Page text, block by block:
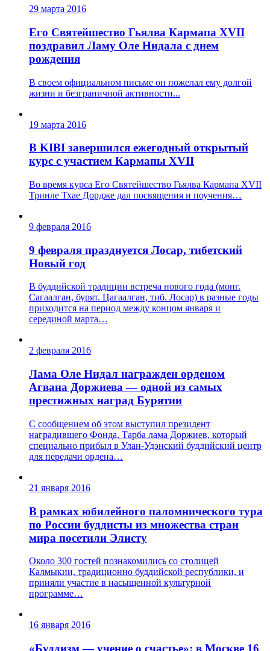
29 марта 2016
Его Святейшество Гьялва Кармапа XVII
поздравил Ламу Оле Нидала с днем
рождения
В своем официальном письме он пожелал ему долгой
жизни и безграничной активности...
19 марта 2016
В KIBI завершился ежегодный открытый
курс с участием Кармапы XVII
Во время курса Его Святейшество Гьялва Кармапа ХVII
Тринле Тхае Дордже дал посвящения и поучения…
9 февраля 2016
9 февраля празднуется Лосар, тибетский
Новый год
В буддийской традиции встреча нового года (монг.
Сагаалган, бурят. Цагаалган, тиб. Лосар) в разные годы
приходится на период между концом января и
серединой марта…
2 февраля 2016
Лама Оле Нидал награжден орденом
Агвана Доржиева — одной из самых
престижных наград Бурятии
С сообщением об этом выступил президент
наградившего Фонда, Тарба лама Доржиев, который
специально прибыл в Улан-Удэнский буддийский центр
для передачи ордена…
21 января 2016
В рамках юбилейного паломнического тура
по России буддисты из множества стран
мира посетили Элисту
Около 300 гостей познакомились со столицей
Калмыкии, традиционно буддийской республики, и
приняли участие в насыщенной культурной
программе…
16 января 2016
«Буддизм — учение о счастье»: в Москве 16